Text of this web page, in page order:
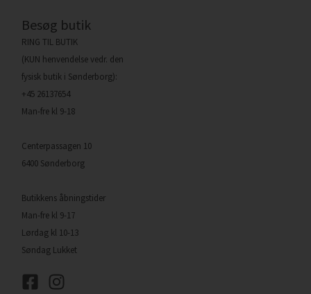
Besøg butik
RING TIL BUTIK
(KUN henvendelse vedr. den
fysisk butik i Sønderborg):
+45 26137654
Man-fre kl 9-18
Centerpassagen 10
6400 Sønderborg
Butikkens åbningstider
Man-fre kl 9-17
Lørdag kl 10-13
Søndag Lukket